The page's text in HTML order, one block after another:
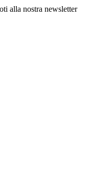
alla nostra newsletter